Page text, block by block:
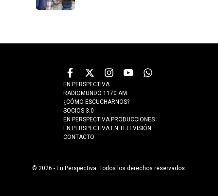
EN PERSPECTIVA
RADIOMUNDO 1170 AM
¿CÓMO ESCUCHARNOS?
SOCIOS 3.0
EN PERSPECTIVA PRODUCCIONES
EN PERSPECTIVA EN TELEVISIÓN
CONTACTO
© 2026 - En Perspectiva. Todos los derechos reservados.